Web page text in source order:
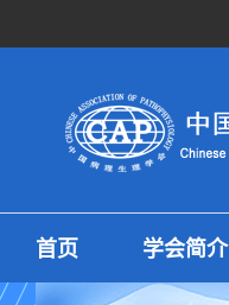
首页 学会简介